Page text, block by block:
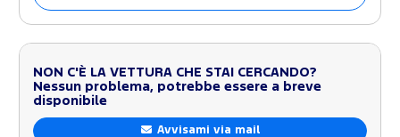
NON C'È LA VETTURA CHE STAI CERCANDO?
Nessun problema, potrebbe essere a breve
disponibile
Avvisami via mail